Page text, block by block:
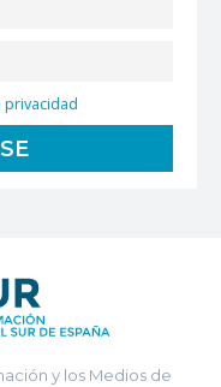
y los Medios de